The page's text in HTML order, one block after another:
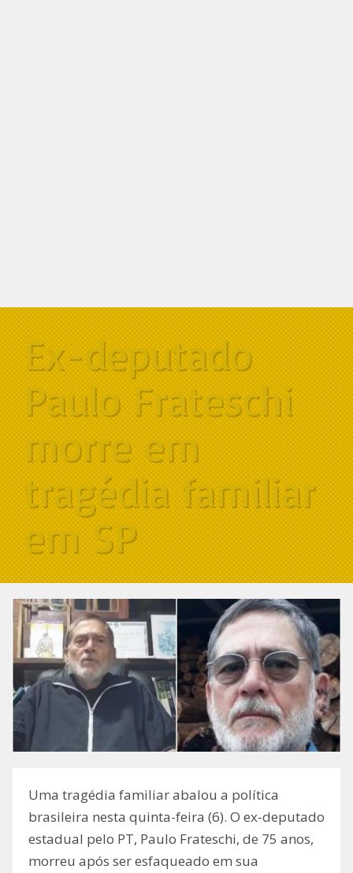
Ex-deputado
Paulo Frateschi
morre em
tragédia familiar
em SP
Uma tragédia familiar abalou a política
brasileira nesta quinta-feira (6). O ex-deputado
estadual pelo PT, Paulo Frateschi, de 75 anos,
morreu após ser esfaqueado em sua